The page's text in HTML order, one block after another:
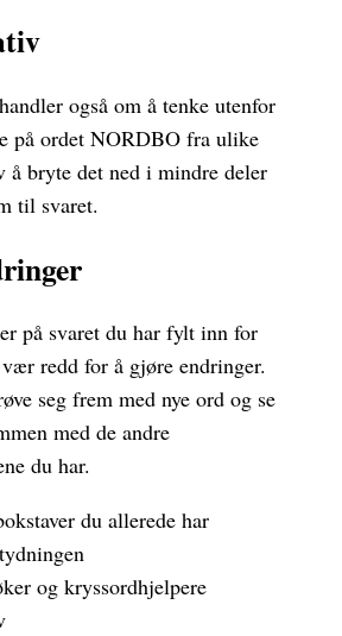
også om å tenke utenfor
på ordet NORDBO fra ulike
bryte det ned i mindre deler
til svaret.
på svaret du har fylt inn for
redd for å gjøre endringer.
seg frem med nye ord og se
med de andre
du har.
du allerede har
og kryssordhjelpere